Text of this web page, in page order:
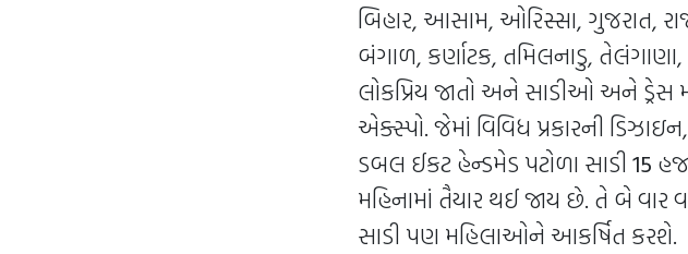
બિહાર, આસામ, ઓરિસ્સા, ગુજરાત,
બંગાળ, કર્ણાટક, તમિલનાડુ,
લોકપ્રિય જાતો અને સાડીઓ અને ડ્રેસ
એક્સ્પો. જેમાં વિવિધ પ્રકારની
ડબલ ઈકટ હેન્ડમેડ પટોળા સાડી 15
મહિનામાં તૈયાર થઈ જાય છે. તે બે વાર
સાડી પણ મહિલાઓને આકર્ષિત કરશે.